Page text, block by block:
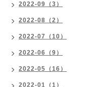
2022-09（3）
2022-08（2）
2022-07（10）
2022-06（9）
2022-05（16）
2022-01（1）